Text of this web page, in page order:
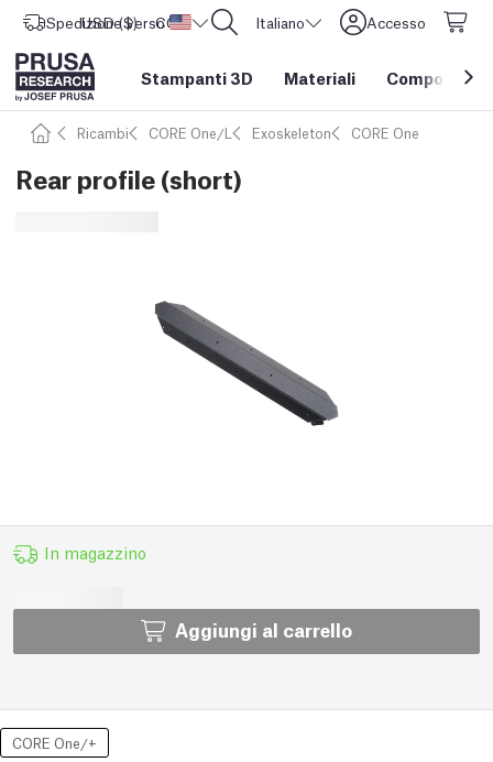
Spedizione verso Stati Uniti d'America
USD ($) CORE One L: Ora disponibile! Italiano Accesso
Stampanti 3D Materiali Componenti
Ricambi CORE One/L Exoskeleton CORE One
Rear profile (short)
In magazzino
Aggiungi al carrello
CORE One/+